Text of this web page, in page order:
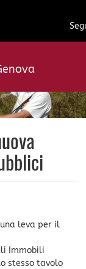
leva per il
Immobili
stesso tavolo